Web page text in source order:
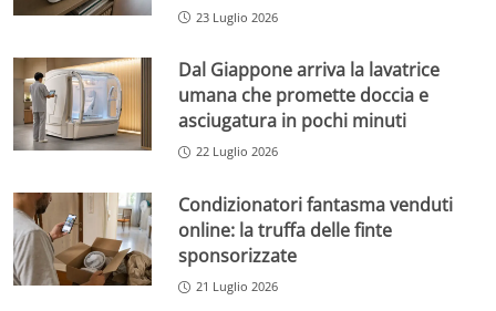
23 Luglio 2026
Dal Giappone arriva la lavatrice
umana che promette doccia e
asciugatura in pochi minuti
22 Luglio 2026
Condizionatori fantasma venduti
online: la truffa delle finte
sponsorizzate
21 Luglio 2026